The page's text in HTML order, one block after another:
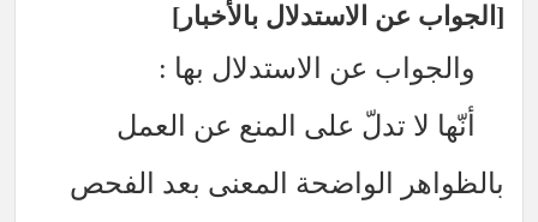
الاستدلال بالأخبار
عن الاستدلال بها :
تدلّ على المنع عن العمل
الواضحة المعنى بعد الفحص